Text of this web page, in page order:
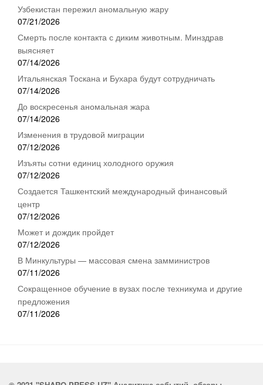
Узбекистан пережил аномальную жару
07/21/2026
Смерть после контакта с диким животным. Минздрав
выясняет
07/14/2026
Итальянская Тоскана и Бухара будут сотрудничать
07/14/2026
До воскресенья аномальная жара
07/14/2026
Изменения в трудовой миграции
07/12/2026
Изъяты сотни единиц холодного оружия
07/12/2026
Создается Ташкентский международный финансовый
центр
07/12/2026
Может и дождик пройдет
07/12/2026
В Минкультуры — массовая смена замминистров
07/11/2026
Сокращенное обучение в вузах после техникума и другие
предложения
07/11/2026